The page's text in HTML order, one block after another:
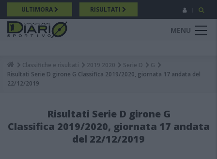
Salta
al
contenuto
principale
ULTIMORA RISULTATI
MENU
Breadcrumb
Classifiche e risultati 2019 2020 Serie D
G
Risultati Serie D girone G Classifica 2019/2020, giornata 17 andata del
22/12/2019
Risultati Serie D girone G
Classifica 2019/2020, giornata 17 andata
del 22/12/2019